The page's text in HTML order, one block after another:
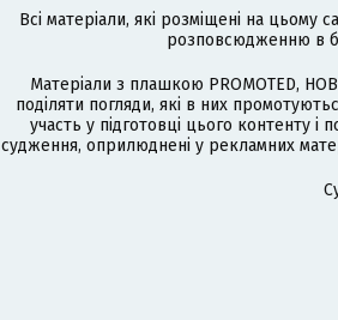
Всі матеріали, які розміщені на цьому
розповсюдженню в
Матеріали з плашкою PROMOTED,
поділяти погляди, які в них
участь у підготовці цього контенту і
судження, оприлюднені у рекламних